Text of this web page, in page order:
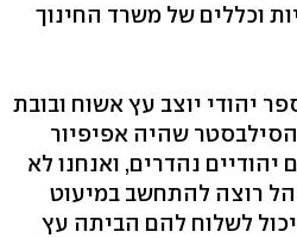
וכללים של משרד החינוך
יהודי יוצב עץ אשוח ובובת
שהיה אפיפיור
יהודיים נהדרים, ואנחנו לא
רוצה להתחשב במיעוט
לשלוח להם הביתה עץ